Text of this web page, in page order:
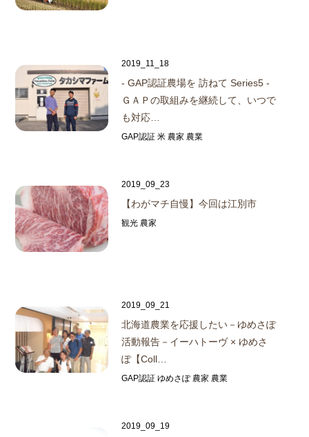
2019_11_18
- GAP認証農場を 訪ねて Series5 -
ＧＡＰの取組みを継続して、いつで
も対応…
GAP認証 米 農家 農業
2019_09_23
【わがマチ自慢】今回は江別市
観光 農家
2019_09_21
北海道農業を応援したい－ゆめさぽ
活動報告－ イーハトーヴ × ゆめさ
ぽ【Coll…
GAP認証 ゆめさぽ 農家 農業
2019_09_19